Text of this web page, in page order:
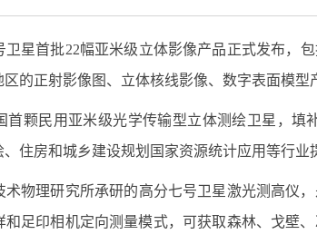
卫星首批22幅亚米级立体影像产品正式发布，
的正射影像图、立体核线影像、数字表面模型
首颗民用亚米级光学传输型立体测绘卫星，填
住房和城乡建设规划国家资源统计应用等行业
术物理研究所承研的高分七号卫星激光测高仪
和足印相机定向测量模式，可获取森林、戈壁